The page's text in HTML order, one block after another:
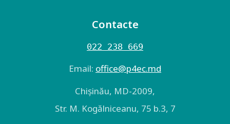
Contacte
022 238 669
Email: оffice@p4ec.md
Chişinău, MD-2009,
Str. M. Kogălniceanu, 75 b.3, 7